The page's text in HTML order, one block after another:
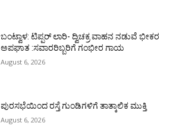
ಬಂಟ್ವಾಳ: ಟಿಪ್ಪರ್ ಲಾರಿ- ದ್ವಿಚಕ್ರ ವಾಹನ ನಡುವೆ ಭೀಕರ
ಅಪಘಾತ :ಸವಾರರಿಬ್ಬರಿಗೆ ಗಂಭೀರ ಗಾಯ
August 6, 2026
ಪುರಸಭೆಯಿಂದ ರಸ್ತೆ ಗುಂಡಿಗಳಿಗೆ ತಾತ್ಕಾಲಿಕ ಮುಕ್ತಿ
August 6, 2026